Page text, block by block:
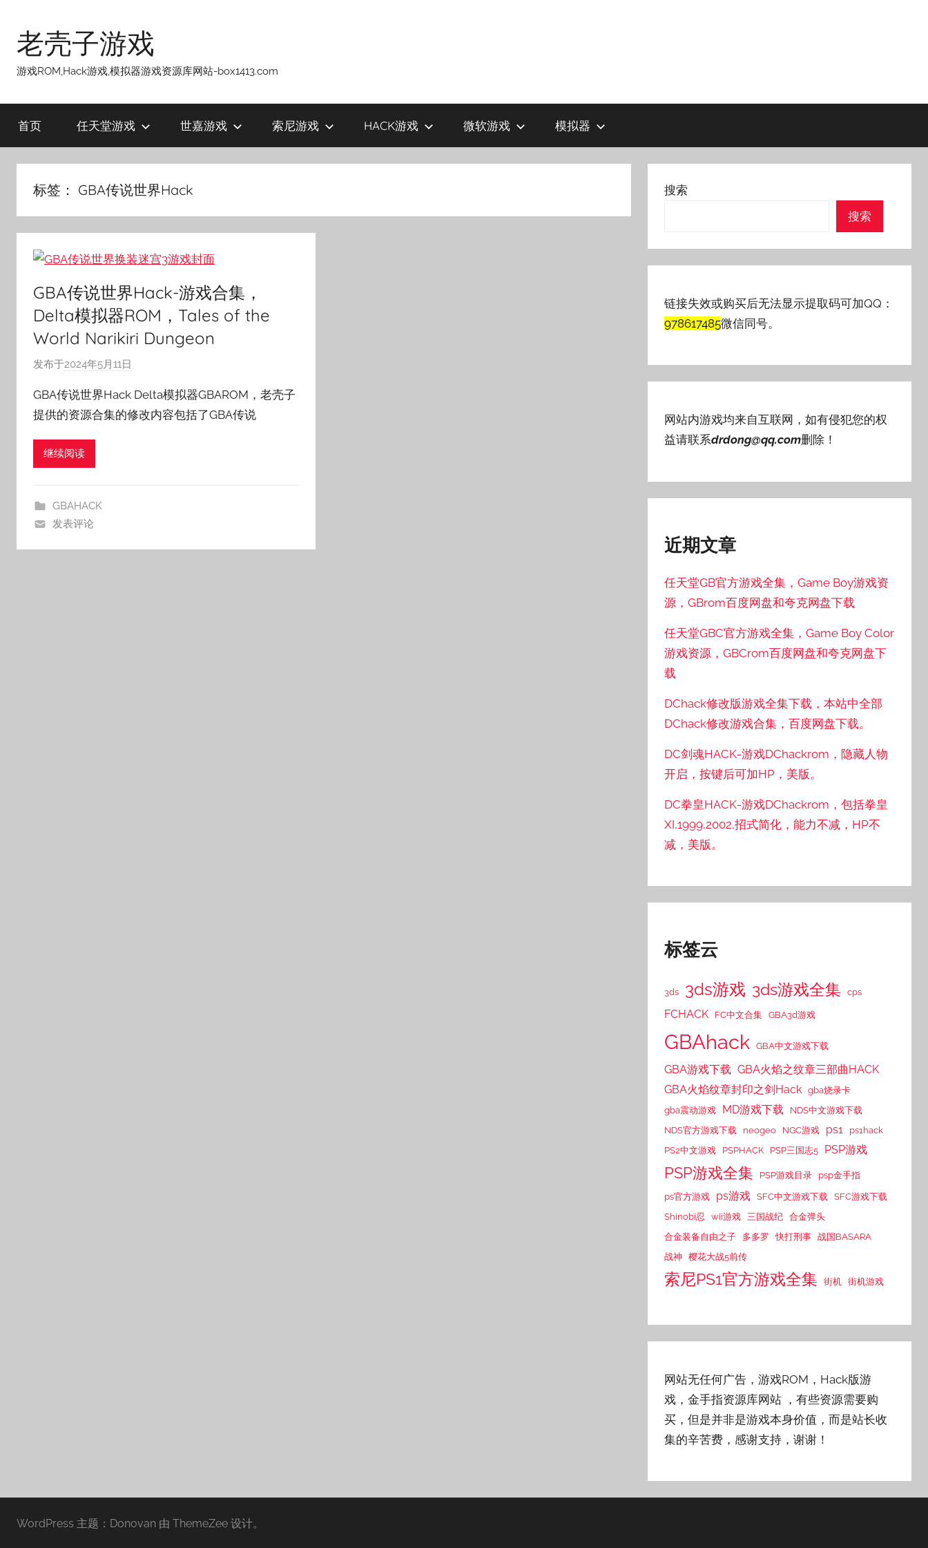
老壳子游戏
游戏ROM,Hack游戏,模拟器游戏资源库网站-box1413.com
首页 任天堂游戏 世嘉游戏 索尼游戏 HACK游戏 微软游戏 模拟器
标签： GBA传说世界Hack
GBA传说世界Hack-游戏合集，
Delta模拟器ROM，Tales of the
World Narikiri Dungeon
发布于2024年5月11日
老
GBA传说世界Hack Delta模拟器GBAROM，老壳子
提供的资源合集的修改内容包括了GBA传说
继续阅读
GBAHACK
发表评论
搜索
搜索
链接失效或购买后无法显示提取码可加QQ：
978617485微信同号。
网站内游戏均来自互联网，如有侵犯您的权
益请联系drdong@qq.com删除！
近期文章
任天堂GB官方游戏全集，Game Boy游戏资
源，GBrom百度网盘和夸克网盘下载
任天堂GBC官方游戏全集，Game Boy Color
游戏资源，GBCrom百度网盘和夸克网盘下
载
DChack修改版游戏全集下载，本站中全部
DChack修改游戏合集，百度网盘下载。
DC剑魂HACK-游戏DChackrom，隐藏人物
开启，按键后可加HP，美版。
DC拳皇HACK-游戏DChackrom，包括拳皇
XI,1999,2002,招式简化，能力不减，HP不
减，美版。
标签云
3ds 3ds游戏 3ds游戏全集 cps
FCHACK FC中文合集 GBA3d游戏
GBAhack GBA中文游戏下载
GBA游戏下载 GBA火焰之纹章三部曲HACK
GBA火焰纹章封印之剑Hack gba烧录卡
gba震动游戏
MD游戏下载
NDS中文游戏下载
NDS官方游戏下载
neogeo NGC游戏 ps1
ps1hack
PS2中文游戏
PSPHACK PSP三国志5 PSP游戏
PSP游戏全集 PSP游戏目录
psp金手指
ps官方游戏
ps游戏 SFC中文游戏下载 SFC游戏下载
Shinobi忍
wii游戏 三国战纪 合金弹头
合金装备自由之子
多多罗 快打刑事 战国BASARA
战神
樱花大战5前传
索尼PS1官方游戏全集 街机 街机游戏
网站无任何广告，游戏ROM，Hack版游
戏，金手指资源库网站 ，有些资源需要购
买，但是并非是游戏本身价值，而是站长收
集的辛苦费，感谢支持，谢谢！
WordPress 主题：Donovan 由 ThemeZee 设计。